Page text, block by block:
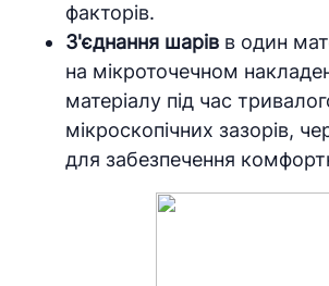
факторів.
З'єднання шарів в один
на мікроточечном
матеріалу під час
мікроскопічних зазорів,
для забезпечення